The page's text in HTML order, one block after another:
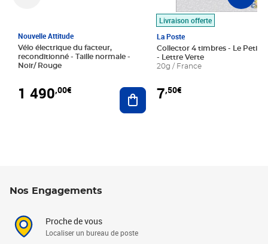
Nouvelle Attitude
Vélo électrique du facteur,
reconditionné - Taille normale -
Noir/ Rouge
1 490,00€ Ajouter au panier
Livraison offerte
La Poste
Collector 4 timbres - Le Petit
- Lettre Verte
20g / France
7,50€
Nos Engagements
Proche de vous
Localiser un bureau de poste